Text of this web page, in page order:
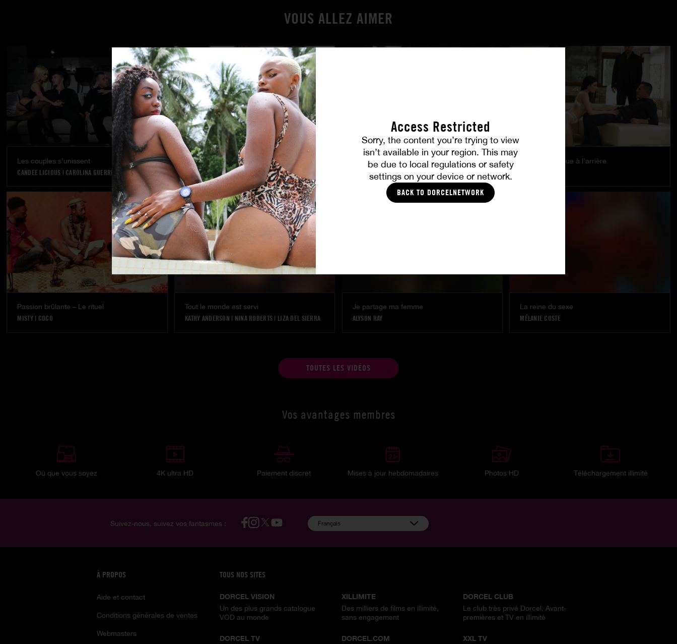
Access Restricted
Sorry, the content you’re trying to view
isn’t available in your region. This may
be due to local regulations or safety
settings on your device or network.
BACK TO DORCELNETWORK
VOUS ALLEZ AIMER
Les couples s’unissent
CANDEE LICIOUS | CAROLINA GUERRERO
Rêve réalisé
VANNA BARDOT
Amitié brûlante
MILENA RAY|
Le plaisir se joue à l’arrière
Passion brûlante – Le rituel
MISTY| COCO
Tout le monde est servi
KATHY ANDERSON | NINA ROBERTS | LIZA DEL SIERRA
Je partage ma femme
ALYSON RAY
La reine du sexe
MÉLANIE COSTE
TOUTES LES VIDÉOS
Vos avantages membres
Où que vous soyez 4K ultra HD Paiement discret Mises à jour hebdomadaires Photos HD Téléchargement illimité
Suivez-nous, suivez vos fantasmes : Français
À PROPOS
Aide et contact
Conditions générales de ventes
Webmasters
TOUS NOS SITES
DORCEL VISION
Un des plus grands catalogue
VOD au monde
XILLIMITE
Des milliers de films en illimité,
sans engagement
DORCEL CLUB
Le club très privé Dorcel. Avant-
premières et TV en illimité
DORCEL TV DORCEL.COM XXL TV